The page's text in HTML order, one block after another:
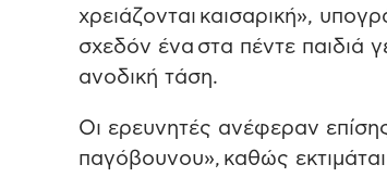
χρειάζονται καισαρική»,
σχεδόν ένα στα πέντε παιδιά
ανοδική τάση.
Οι ερευνητές ανέφεραν
παγόβουνου», καθώς